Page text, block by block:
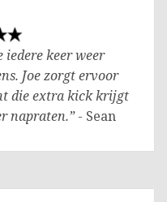
iedere keer weer
Joe zorgt ervoor
die extra kick krijgt
napraten.”- Sean